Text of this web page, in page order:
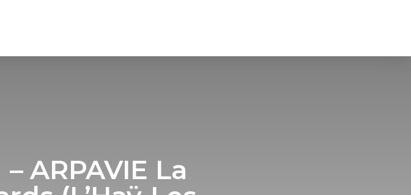
– ARPAVIE La